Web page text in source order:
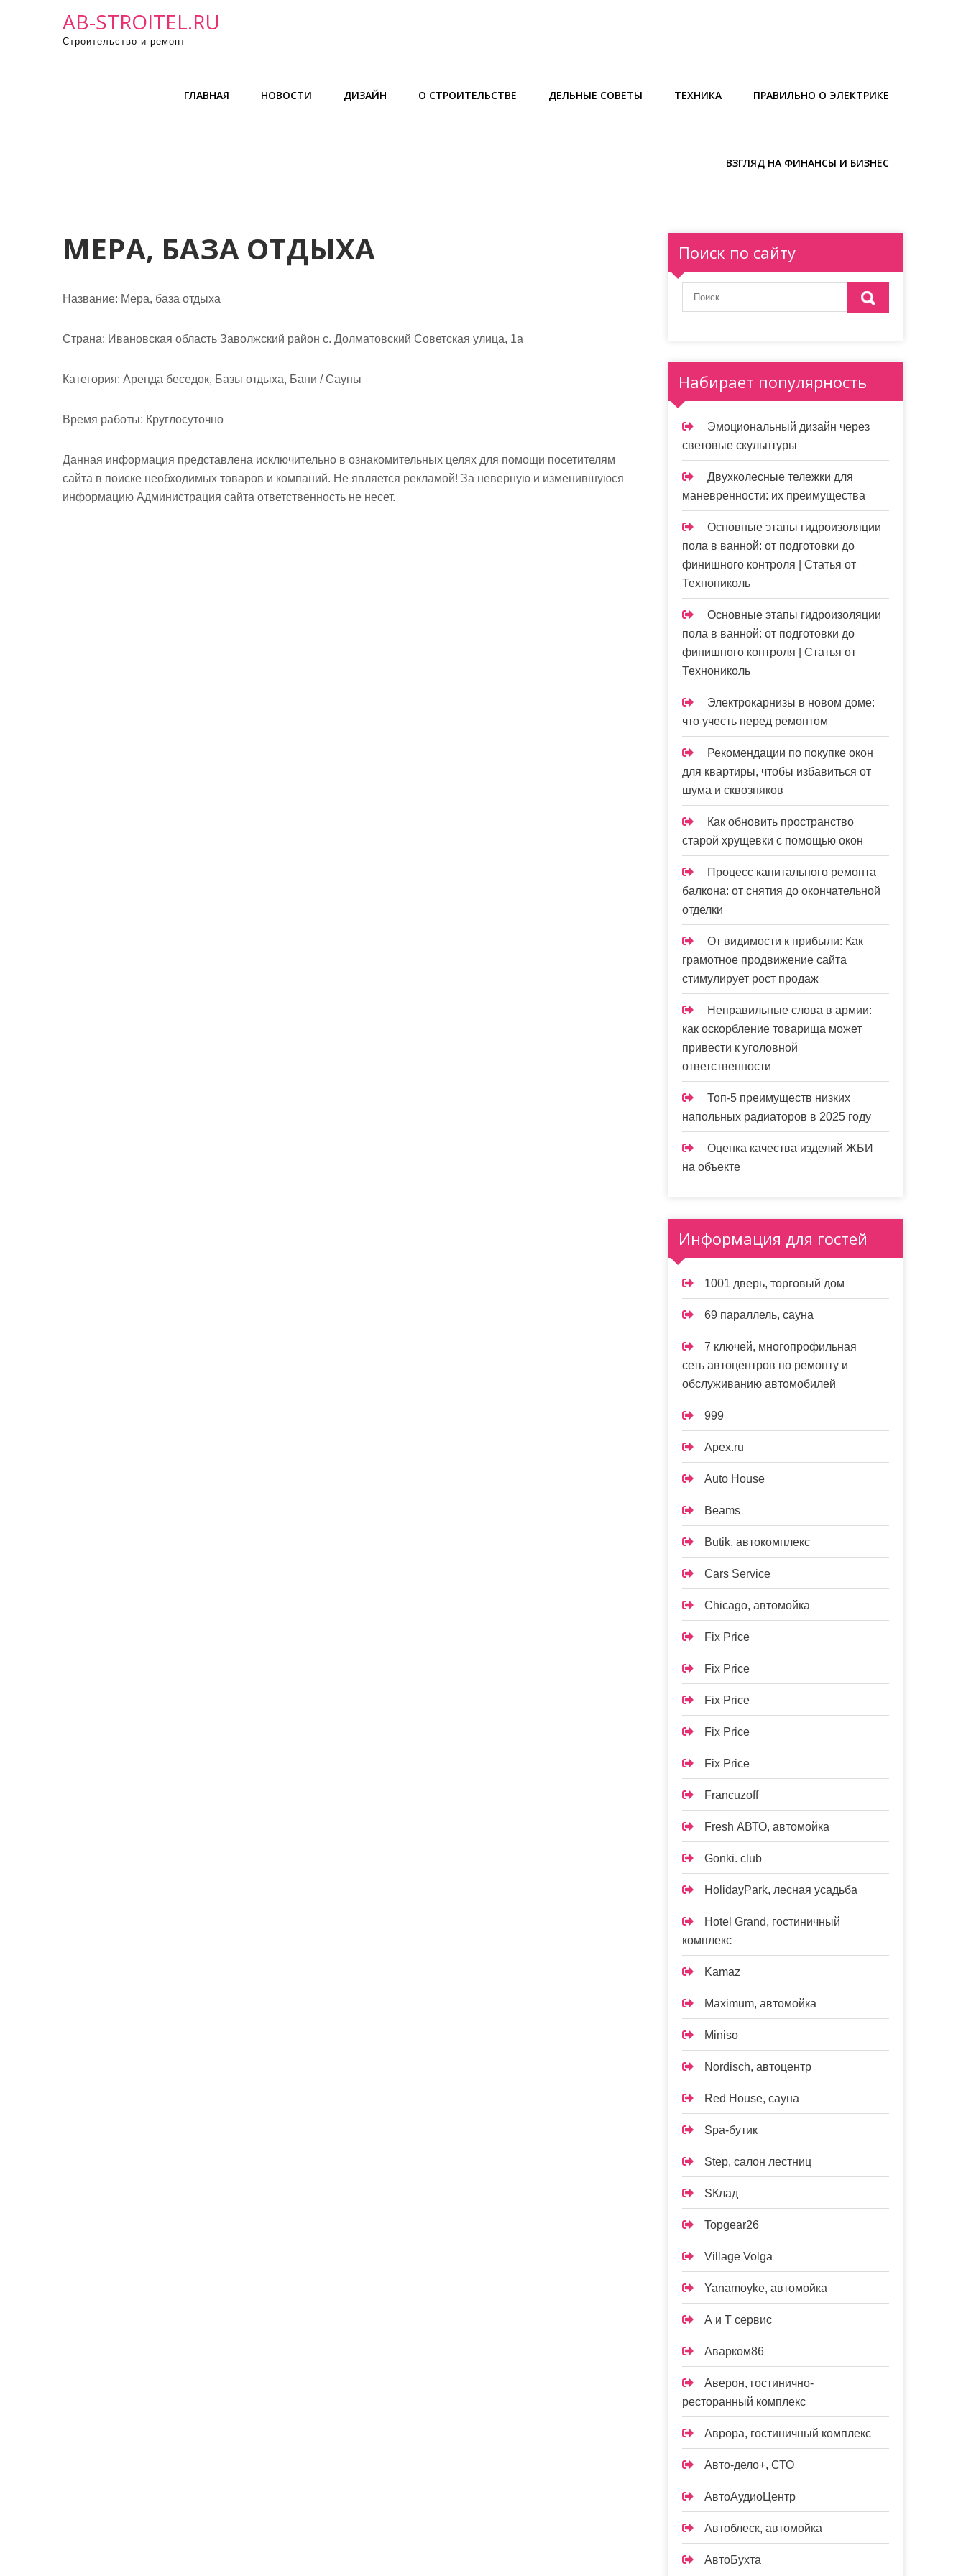
AB-STROITEL.RU
Строительство и ремонт
ГЛАВНАЯ НОВОСТИ ДИЗАЙН О СТРОИТЕЛЬСТВЕ ДЕЛЬНЫЕ СОВЕТЫ ТЕХНИКА ПРАВИЛЬНО О ЭЛЕКТРИКЕ
ВЗГЛЯД НА ФИНАНСЫ И БИЗНЕС
МЕРА, БАЗА ОТДЫХА
Название: Мера, база отдыха
Страна: Ивановская область Заволжский район с. Долматовский Советская улица, 1а
Категория: Аренда беседок, Базы отдыха, Бани / Сауны
Время работы: Круглосуточно
Данная информация представлена исключительно в ознакомительных целях для помощи посетителям
сайта в поиске необходимых товаров и компаний. Не является рекламой! За неверную и изменившуюся
информацию Администрация сайта ответственность не несет.
Поиск по сайту
Набирает популярность
Эмоциональный дизайн через
световые скульптуры
Двухколесные тележки для
маневренности: их преимущества
Основные этапы гидроизоляции
пола в ванной: от подготовки до
финишного контроля | Статья от
Технониколь
Основные этапы гидроизоляции
пола в ванной: от подготовки до
финишного контроля | Статья от
Технониколь
Электрокарнизы в новом доме:
что учесть перед ремонтом
Рекомендации по покупке окон
для квартиры, чтобы избавиться от
шума и сквозняков
Как обновить пространство
старой хрущевки с помощью окон
Процесс капитального ремонта
балкона: от снятия до окончательной
отделки
От видимости к прибыли: Как
грамотное продвижение сайта
стимулирует рост продаж
Неправильные слова в армии:
как оскорбление товарища может
привести к уголовной
ответственности
Топ-5 преимуществ низких
напольных радиаторов в 2025 году
Оценка качества изделий ЖБИ
на объекте
Информация для гостей
1001 дверь, торговый дом
69 параллель, сауна
7 ключей, многопрофильная
сеть автоцентров по ремонту и
обслуживанию автомобилей
999
Apex.ru
Auto House
Beams
Butik, автокомплекс
Cars Service
Chicago, автомойка
Fix Price
Fix Price
Fix Price
Fix Price
Fix Price
Francuzoff
Fresh АВТО, автомойка
Gonki. club
HolidayPark, лесная усадьба
Hotel Grand, гостиничный
комплекс
Kamaz
Maximum, автомойка
Miniso
Nordisch, автоцентр
Red House, сауна
Spa-бутик
Step, салон лестниц
SКлад
Topgear26
Village Volga
Yanamoyke, автомойка
А и Т сервис
Аварком86
Аверон, гостинично-
ресторанный комплекс
Аврора, гостиничный комплекс
Авто-дело+, СТО
АвтоАудиоЦентр
Автоблеск, автомойка
АвтоБухта